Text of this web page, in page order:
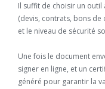
Il suffit de choisir un
(devis, contrats, bons
et le niveau de sécurité
Une fois le document
signer en ligne, et un
généré pour garantir la